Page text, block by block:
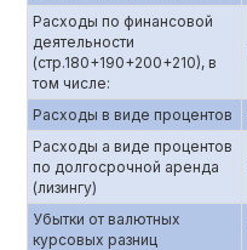
Расходы по финансовой
деятельности
(стр.180+190+200+210), в
том числе:
Расходы в виде процентов
Расходы а виде процентов
по долгосрочной аренда
(лизингу)
Убытки от валютных
курсовых разниц